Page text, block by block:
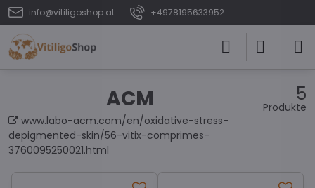
info@vitiligoshop.at +4978195633952
ACM
www.labo-acm.com/en/oxidative-stress-
depigmented-skin/56-vitix-comprimes-
3760095250021.html
5
Produkte